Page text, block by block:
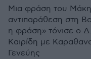
Μια φράση του
αντιπαράθεση στη
η φράση» τόνισε ο
Καιρίδη με
Γενεύης